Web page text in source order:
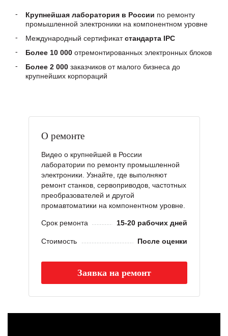
Крупнейшая лаборатория в России по ремонту
промышленной электроники на компонентном уровне
Международный сертификатстандарта IPC
Более 10 000 отремонтированных электронных блоков
Более 2 000 заказчиков от малого бизнеса до
крупнейших корпораций
О ремонте
Видео о крупнейшей в России
лаборатории по ремонту промышленной
электроники. Узнайте, где выполняют
ремонт станков, сервоприводов, частотных
преобразователей и другой
промавтоматики на компонентном уровне.
Срок ремонта 15-20 рабочих дней
Стоимость После оценки
Заявка на ремонт